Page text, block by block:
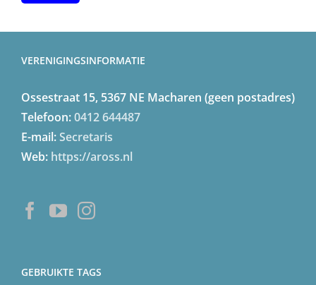
VERENIGINGSINFORMATIE
Ossestraat 15, 5367 NE Macharen (geen postadres)
Telefoon:0412 644487
E-mail:Secretaris
Web: https://aross.nl
GEBRUIKTE TAGS